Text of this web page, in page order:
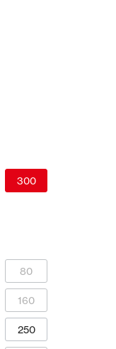
300
80
160
250